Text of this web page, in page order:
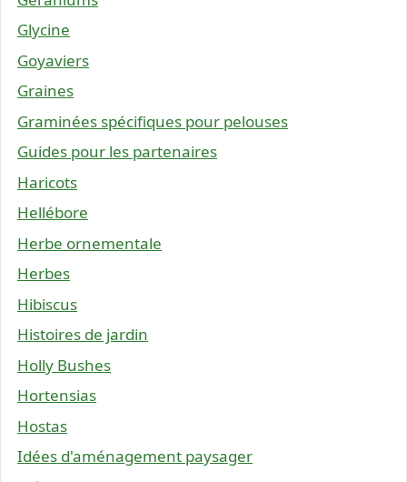
Glycine
Goyaviers
Graines
Graminées spécifiques pour pelouses
Guides pour les partenaires
Haricots
Hellébore
Herbe ornementale
Herbes
Hibiscus
Histoires de jardin
Holly Bushes
Hortensias
Hostas
Idées d'aménagement paysager